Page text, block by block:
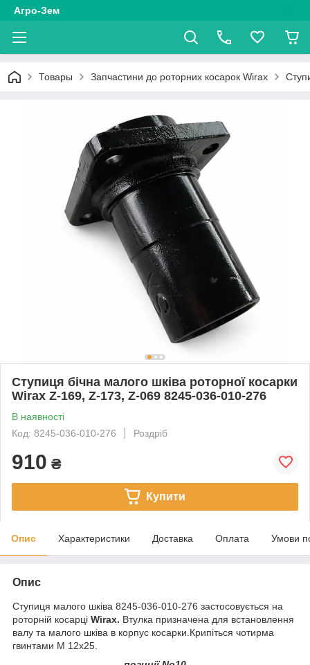
Агро-Зем
Товары Запчастини до роторних косарок Wirax
Ступиця бічна малого шківа роторної косарки
Wirax Z-169, Z-173, Z-069 8245-036-010-276
В наявності
Код: 8245-036-010-276
Роздріб
910 ₴
Купити
Опис Характеристики Доставка Оплата Умови
Опис
Ступиця малого шківа 8245-036-010-276 застосовується на
роторній косарці Wirax. Втулка призначена для встановлення
валу та малого шківа в корпус косарки.Крипіться чотирма
гвинтами М 12х25.